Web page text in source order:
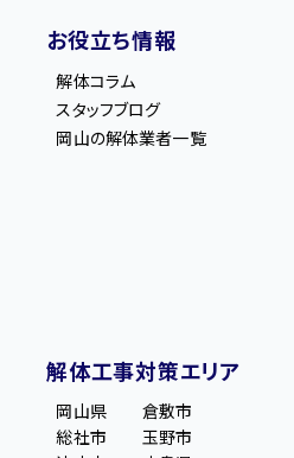
お役立ち情報
解体コラム
スタッフブログ
岡山の解体業者一覧
解体工事対策エリア
岡山県
倉敷市
総社市
玉野市